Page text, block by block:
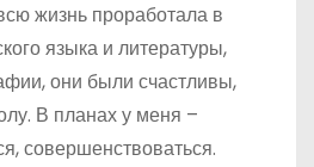
жизнь проработала в
языка и литературы,
они были счастливы,
В планах у меня –
совершенствоваться.